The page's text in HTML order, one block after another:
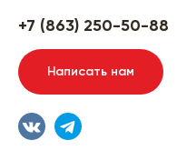
+7 (863) 250-50-88
Написать нам